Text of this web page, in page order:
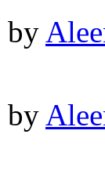
by
by